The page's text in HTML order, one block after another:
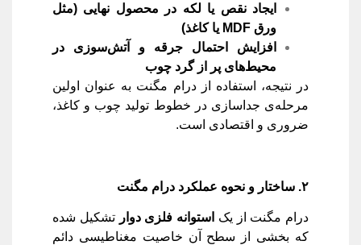
ایجاد نقص یا لکه در محصول نهایی (مثل
ورق
یا کاغذ)
افزایش احتمال جرقه و آتش‌سوزی در
محیط‌های پر از گرد چوب
در نتیجه، استفاده از درام مگنت به عنوان اولین
مرحله‌ی جداسازی در خطوط تولید چوب و کاغذ،
ضروری و اقتصادی است.
۲. ساختار و نحوه عملکرد درام مگنت
درام مگنت از یک استوانه فلزی دوار تشکیل شده
که بخشی از سطح آن خاصیت مغناطیسی دائم